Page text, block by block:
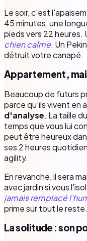
Le soir, c'est
45 minutes, une
pieds vers 22 heures.
chien calme. Un
détruit votre canapé.
Appartement,
Beaucoup de futurs
parce qu'ils vivent en
d'analyse. La taille
temps que vous lui
peut être heureux
ses 2 heures
agility.
En revanche, il sera
avec jardin si vous
jamais remplacé
prime sur tout le reste.
La solitude : son